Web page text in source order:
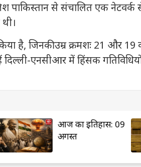
पाकिस्तान से संचालित एक
है, जिनकी उम्र क्रमशः 21 और 19
दिल्ली-एनसीआर में हिंसक
आज का इतिहास: 09
अगस्त